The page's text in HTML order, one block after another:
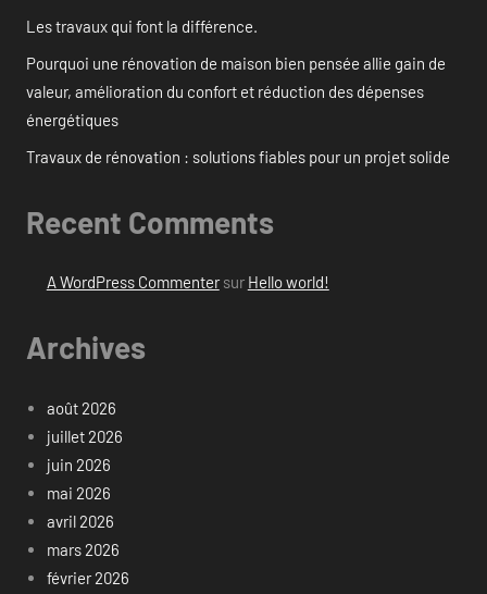
Les travaux qui font la différence.
Pourquoi une rénovation de maison bien pensée allie gain de
valeur, amélioration du confort et réduction des dépenses
énergétiques
Travaux de rénovation : solutions fiables pour un projet solide
Recent Comments
A WordPress Commentersur Hello world!
Archives
août 2026
juillet 2026
juin 2026
mai 2026
avril 2026
mars 2026
février 2026